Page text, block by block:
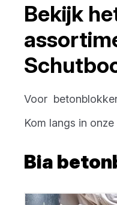
Bekijk
Voor
Kom langs in
Bia